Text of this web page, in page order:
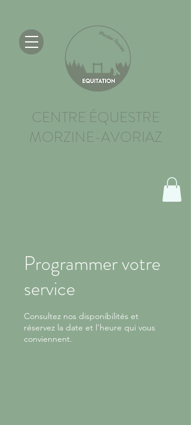
CENTRE ÉQUESTRE
MORZINE-AVORIAZ
Programmer votre
service
Consultez nos disponibilités et
réservez la date et l'heure qui vous
conviennent.